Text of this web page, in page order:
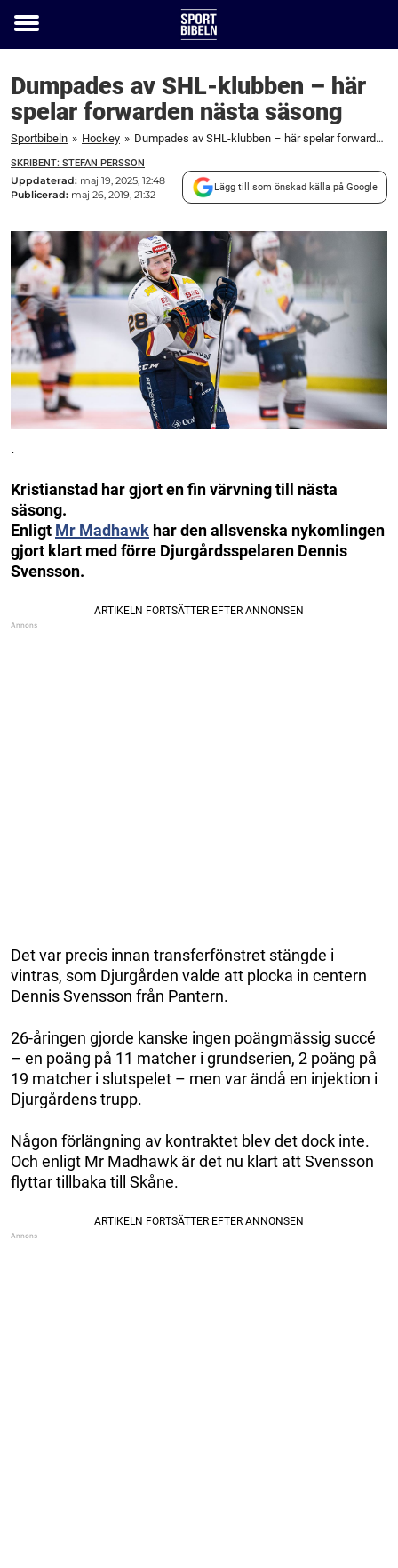
Toggle
Dumpades av SHL-klubben – här
spelar forwarden nästa säsong
Sportbibeln » Hockey » Dumpades av SHL-klubben – här spelar forwarden nästa säsong
SKRIBENT: STEFAN PERSSON
Uppdaterad: maj 19, 2025, 12:48
Publicerad: maj 26, 2019, 21:32
Lägg till som önskad källa på Google
.
Kristianstad har gjort en fin värvning till nästa
säsong.
Enligt Mr Madhawk har den allsvenska nykomlingen
gjort klart med förre Djurgårdsspelaren Dennis
Svensson.
Det var precis innan transferfönstret stängde i
vintras, som Djurgården valde att plocka in centern
Dennis Svensson från Pantern.
26-åringen gjorde kanske ingen poängmässig succé
– en poäng på 11 matcher i grundserien, 2 poäng på
19 matcher i slutspelet – men var ändå en injektion i
Djurgårdens trupp.
Någon förlängning av kontraktet blev det dock inte.
Och enligt Mr Madhawk är det nu klart att Svensson
flyttar tillbaka till Skåne.